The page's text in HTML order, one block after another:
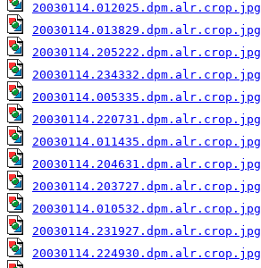
20030114.012025.dpm.alr.crop.jpg
20030114.013829.dpm.alr.crop.jpg
20030114.205222.dpm.alr.crop.jpg
20030114.234332.dpm.alr.crop.jpg
20030114.005335.dpm.alr.crop.jpg
20030114.220731.dpm.alr.crop.jpg
20030114.011435.dpm.alr.crop.jpg
20030114.204631.dpm.alr.crop.jpg
20030114.203727.dpm.alr.crop.jpg
20030114.010532.dpm.alr.crop.jpg
20030114.231927.dpm.alr.crop.jpg
20030114.224930.dpm.alr.crop.jpg